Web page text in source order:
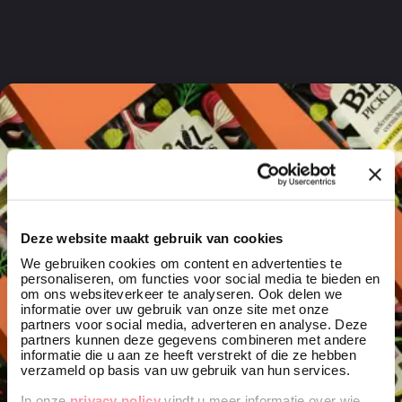
Deze website maakt gebruik van cookies
We gebruiken cookies om content en advertenties te
personaliseren, om functies voor social media te bieden en
om ons websiteverkeer te analyseren. Ook delen we
informatie over uw gebruik van onze site met onze
partners voor social media, adverteren en analyse. Deze
partners kunnen deze gegevens combineren met andere
informatie die u aan ze heeft verstrekt of die ze hebben
verzameld op basis van uw gebruik van hun services.